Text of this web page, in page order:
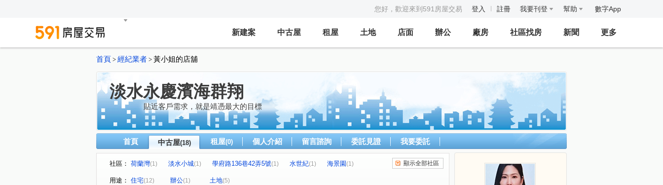
您好，歡迎來到591房屋交易 登入 註冊 我要刊登 幫助 數字App
新建案 中古屋 租屋 土地 店面 辦公 廠房 社區找房 新聞 更多
首頁 > 經紀業者 > 黃小姐的店舖
淡水永慶濱海群翔
貼近客戶需求，就是靖憑最大的目標
首頁 中古屋(18) 租屋(0) 個人介紹 留言諮詢 委託見證 我要委託
社區： 荷蘭灣(1) 淡水小城(1) 學府路136巷42弄5號(1) 水世紀(1) 海景園(1)
台北灣-江南大宅 (1) 安泰登峰
顯示全部社區
用途： 住宅(12) 辦公(1) 土地(5)